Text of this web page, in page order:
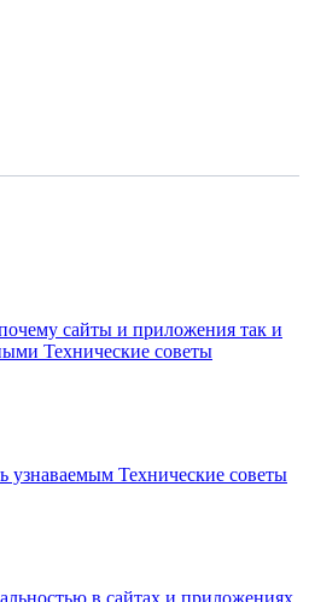
сайты и приложения так и
Технические советы
узнаваемым Технические советы